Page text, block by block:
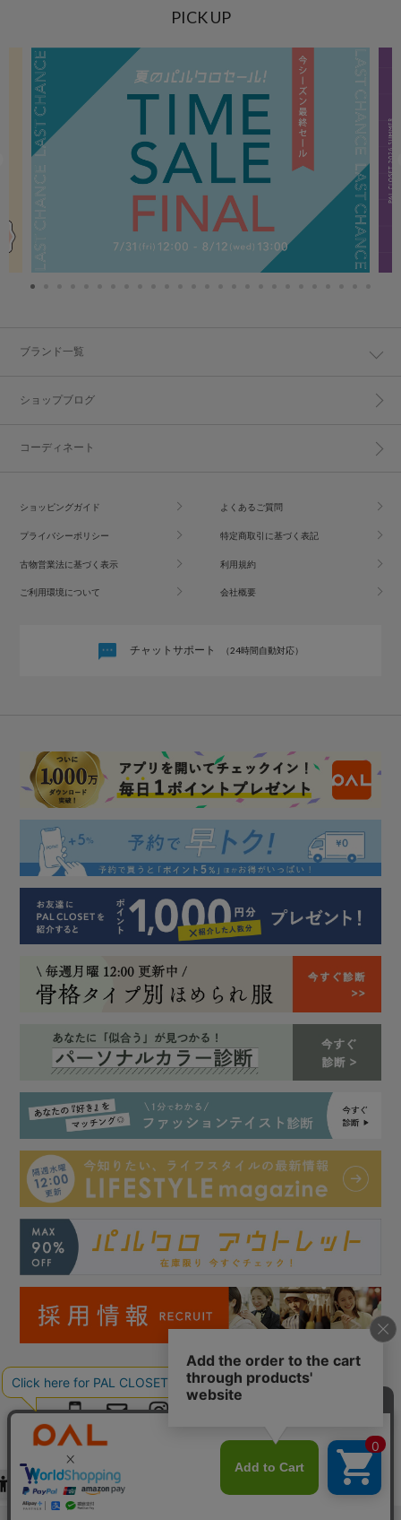
PICK UP
ブランド一覧
ショップブログ
コーディネート
ショッピングガイド よくあるご質問
プライバシーポリシー 特定商取引に基づく表記
古物営業法に基づく表示 利用規約
ご利用環境について 会社概要
チャットサポート （24時間自動対応）